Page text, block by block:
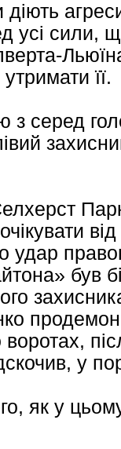
діють
усі сили,
її.
серед
удар
був
у
як у